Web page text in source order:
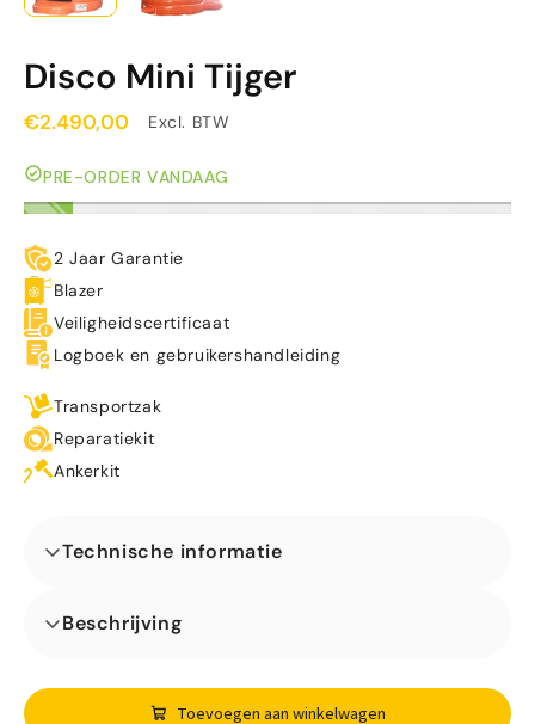
Disco Mini Tijger
€2.490,00 Excl. BTW
PRE-ORDER VANDAAG
2 Jaar Garantie
Blazer
Veiligheidscertificaat
Logboek en gebruikershandleiding
Transportzak
Reparatiekit
Ankerkit
Technische informatie
Gewicht in kg
Beschrijving
compacte, veilige springkasteel is perfect voor alle
evenementen, of andere speciale gelegenheden.
Toevoegen aan winkelwagen